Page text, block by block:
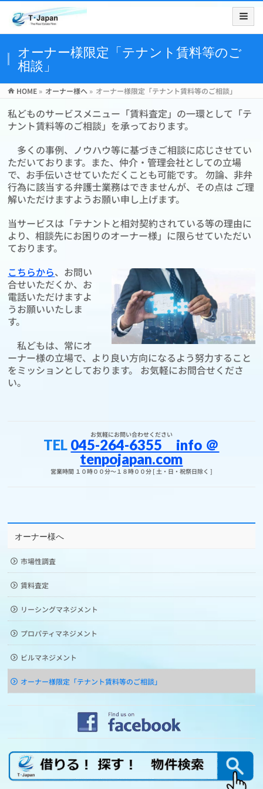
オーナー様限定「テナント賃料等のご
相談」
HOME » オーナー様へ » オーナー様限定「テナント賃料等のご相談」
私どものサービスメニュー「賃料査定」の一環として「テ
ナント賃料等のご相談」を承っております。
多くの事例、ノウハウ等に基づきご相談に応じさせてい
ただいております。また、仲介・管理会社としての立場
で、お手伝いさせていただくことも可能です。 勿論、非弁
行為に該当する弁護士業務はできませんが、その点は ご理
解いただけますようお願い申し上げます。
当サービスは「テナントと相対契約されている等の理由に
より、相談先にお困りのオーナー様」に限らせていただい
ております。
こちらから、お問い
合せいただくか、お
電話いただけますよ
うお願いいたしま
す。
私どもは、常にオ
ーナー様の立場で、より良い方向になるよう努力すること
をミッションとしております。 お気軽にお問合せくださ
い。
お気軽にお問い合わせください
TEL 045-264-6355 info ＠
tenpojapan.com
営業時間 １０時００分～１８時００分 [ 土・日・祝祭日除く ]
オーナー様へ
市場性調査
賃料査定
リーシングマネジメント
プロパティマネジメント
ビルマネジメント
オーナー様限定「テナント賃料等のご相談」